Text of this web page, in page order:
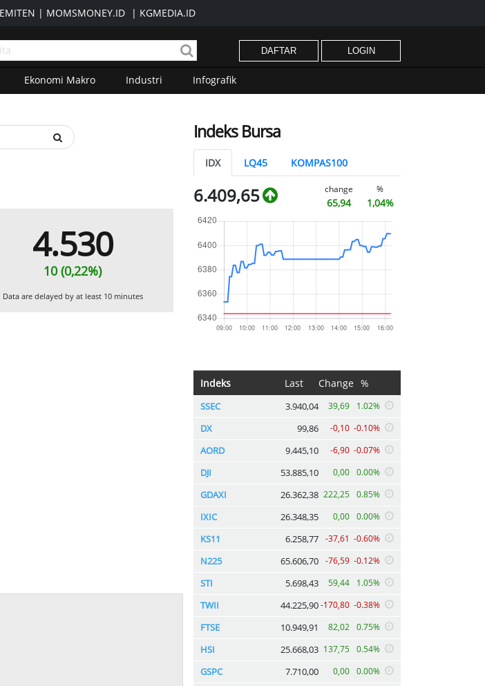
| MOMSMONEY.ID | KGMEDIA.ID
DAFTAR LOGIN
Ekonomi Makro Industri Infografik
4.530
10 (0,22%)
Data are delayed by at least 10 minutes
Indeks Bursa
IDX LQ45 KOMPAS100
6.409,65 change
65,94
%
1,04%
Indeks Last Change %
SSEC 3.940,04 39,69 1.02%
DX 99,86 -0,10 -0.10%
AORD 9.445,10 -6,90 -0.07%
DJI 53.885,10 0,00 0.00%
GDAXI 26.362,38 222,25 0.85%
IXIC 26.348,35 0,00 0.00%
KS11 6.258,77 -37,61 -0.60%
N225 65.606,70 -76,59 -0.12%
STI 5.698,43 59,44 1.05%
TWII 44.225,90-170,80 -0.38%
FTSE 10.949,91 82,02 0.75%
HSI 25.668,03 137,75 0.54%
GSPC 7.710,00 0,00 0.00%